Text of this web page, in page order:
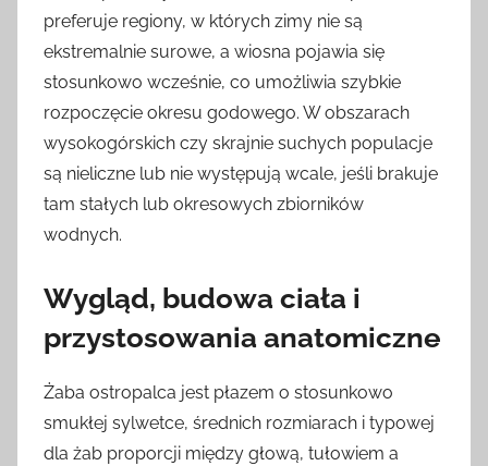
preferuje regiony, w których zimy nie są
ekstremalnie surowe, a wiosna pojawia się
stosunkowo wcześnie, co umożliwia szybkie
rozpoczęcie okresu godowego. W obszarach
wysokogórskich czy skrajnie suchych populacje
są nieliczne lub nie występują wcale, jeśli brakuje
tam stałych lub okresowych zbiorników
wodnych.
Wygląd, budowa ciała i
przystosowania anatomiczne
Żaba ostropalca jest płazem o stosunkowo
smukłej sylwetce, średnich rozmiarach i typowej
dla żab proporcji między głową, tułowiem a